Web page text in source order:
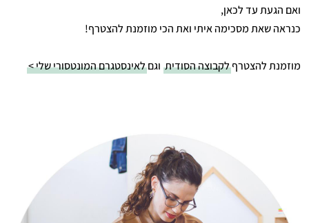
ואם הגעת עד לכאן,
כנראה שאת מסכימה איתי ואת הכי מוזמנת להצטרף!
מוזמנת להצטרףלקבוצה הסודיתוגםלאינסטגרם המונטסורי שלי >